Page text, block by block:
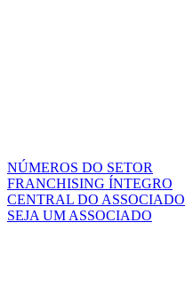
NÚMEROS DO SETOR
FRANCHISING ÍNTEGRO
CENTRAL DO ASSOCIADO
SEJA UM ASSOCIADO